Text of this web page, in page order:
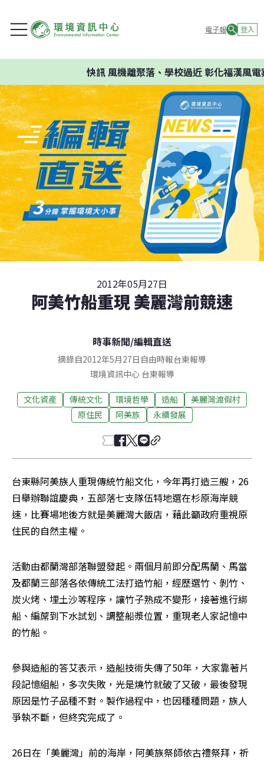
電子報 登入
快訊風機離聚落、學校過近 彰化福漢風電
2012年05月27日
阿美竹船重現 美麗灣前競速
時事新聞/編輯直送
摘錄自2012年5月27日自由時報台東報導
環境資訊中心 台東報導
文化資產 傳統文化 環境哲學 造船
美麗灣渡假村
原住民
阿美族 永續發展
台東縣阿美族人重現傳統竹船文化，今年再打造三艘，26
日舉辦聯誼慶典，五部落七支隊伍特地選在杉原海岸競
速，比賽場地後方就是美麗灣大飯店，藉此籲政府重視原
住民的自然主權。
活動由都蘭灣部落聯盟發起。兩個月前即分配馬蘭、馬當
及都蘭三部落各依傳統工法打造竹船，經歷選竹、剝竹、
炭火烤、埋土沙等程序，讓竹子熟成不變形，接著進行綁
船、編蓆到下水試划、調整船漿位置，重現老人家記憶中
的竹船。
參與造船的答艾表示，造船技術失傳了50年，大家靠著片
段記憶組船，多次失敗，光是燒竹就破了又破，最後發現
原因是竹子品種不對。製作過程中，也因種種問題，族人
爭執不斷，但終究完成了。
26日在「美麗灣」前的海岸，阿美族祭師依古禮祭拜，祈